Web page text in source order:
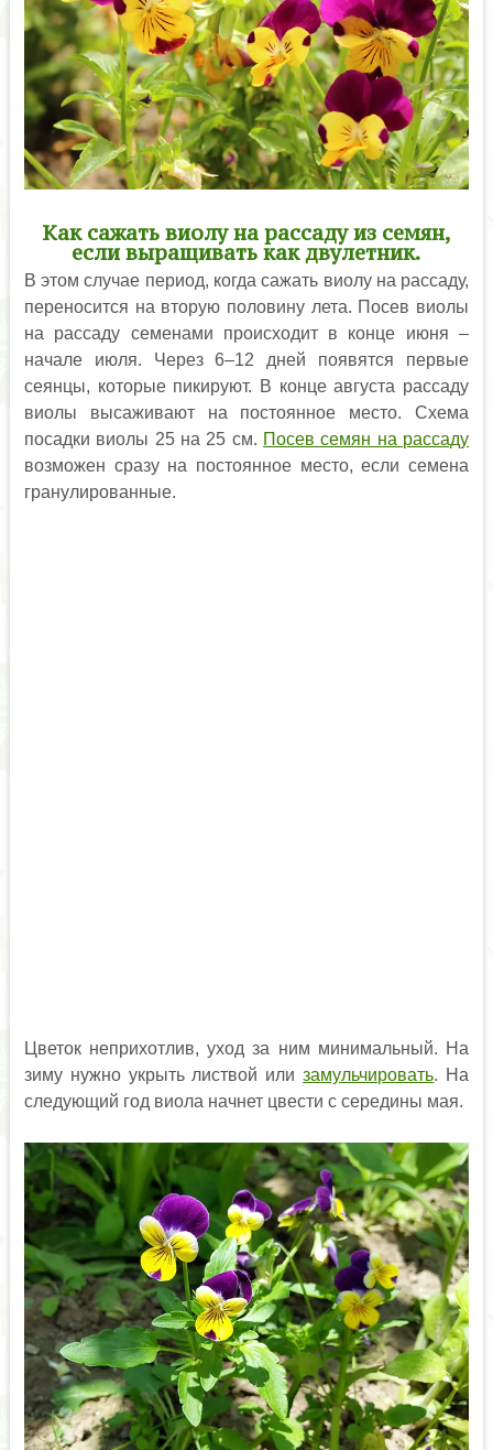
Как сажать виолу на рассаду из семян,
если выращивать как двулетник.
В этом случае период, когда сажать виолу на рассаду,
переносится на вторую половину лета. Посев виолы
на рассаду семенами происходит в конце июня –
начале июля. Через 6–12 дней появятся первые
сеянцы, которые пикируют. В конце августа рассаду
виолы высаживают на постоянное место. Схема
посадки виолы 25 на 25 см. Посев семян на рассаду
возможен сразу на постоянное место, если семена
гранулированные.
Цветок неприхотлив, уход за ним минимальный. На
зиму нужно укрыть листвой илизамульчировать. На
следующий год виола начнет цвести с середины мая.